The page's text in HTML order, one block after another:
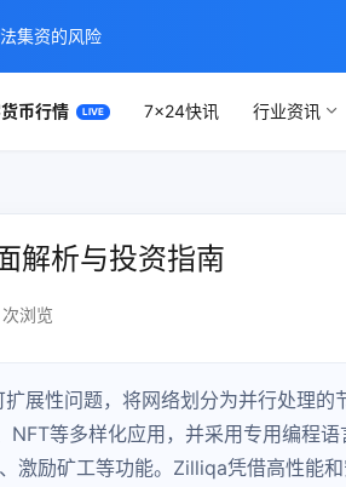
币行情 7×24快讯 行业资讯
解析与投资指南
浏览
展性问题，将网络划分为并行处理的
等多样化应用，并采用专用编程语
激励矿工等功能。Zilliqa凭借高性能
集资的风险